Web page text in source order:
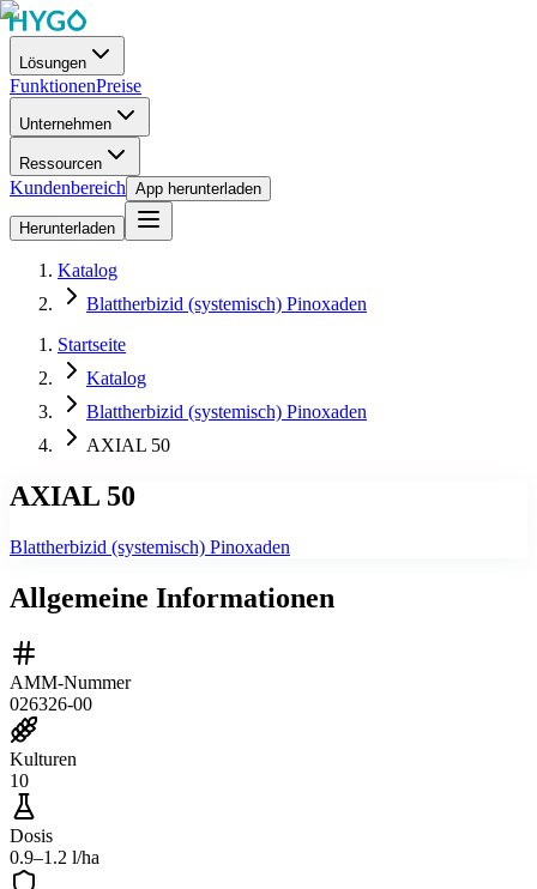
Lösungen
FunktionenPreise
Unternehmen
Ressourcen
Kundenbereich App herunterladen
Herunterladen
Katalog
Blattherbizid (systemisch) Pinoxaden
Startseite
Katalog
Blattherbizid (systemisch) Pinoxaden
AXIAL 50
AXIAL 50
Blattherbizid (systemisch) Pinoxaden
Allgemeine Informationen
AMM-Nummer
026326-00
Kulturen
10
Dosis
0.9–1.2 l/ha